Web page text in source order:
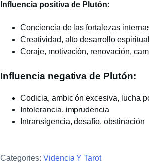
Influencia positiva de Plutón:
Conciencia de las fortalezas
Creatividad, alto desarrollo
Coraje, motivación, renovación,
Influencia negativa de Plutón:
Codicia, ambición excesiva, lucha
Intolerancia, imprudencia
Intransigencia, desafío, obstinación
Categories: Videncia Y Tarot